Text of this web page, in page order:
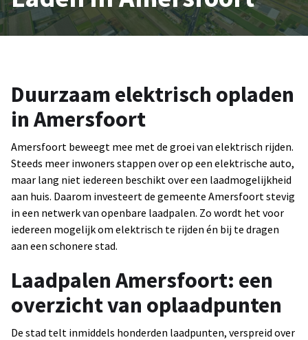
Duurzaam elektrisch opladen
in Amersfoort
Amersfoort beweegt mee met de groei van elektrisch rijden.
Steeds meer inwoners stappen over op een elektrische auto,
maar lang niet iedereen beschikt over een laadmogelijkheid
aan huis. Daarom investeert de gemeente Amersfoort stevig
in een netwerk van openbare laadpalen. Zo wordt het voor
iedereen mogelijk om elektrisch te rijden én bij te dragen
aan een schonere stad.
Laadpalen Amersfoort: een
overzicht van oplaadpunten
De stad telt inmiddels honderden laadpunten, verspreid over